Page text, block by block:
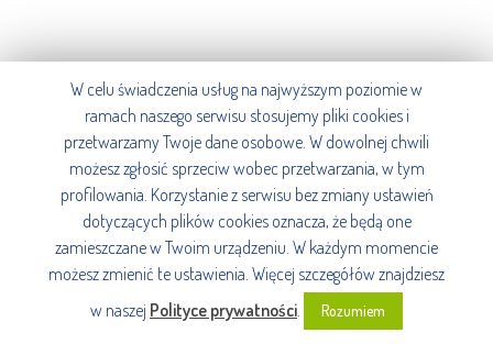
W celu świadczenia usług na najwyższym poziomie w
ramach naszego serwisu stosujemy pliki cookies i
przetwarzamy Twoje dane osobowe. W dowolnej chwili
możesz zgłosić sprzeciw wobec przetwarzania, w tym
profilowania. Korzystanie z serwisu bez zmiany ustawień
dotyczących plików cookies oznacza, że będą one
zamieszczane w Twoim urządzeniu. W każdym momencie
możesz zmienić te ustawienia. Więcej szczegółów znajdziesz
w naszej Polityce prywatności. Rozumiem